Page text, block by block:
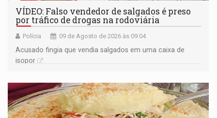
VÍDEO: Falso vendedor de salgados é preso
por tráfico de drogas na rodoviária
Polícia 09 de Agosto de 2026 às 09:04
Acusado fingia que vendia salgados em uma caixa de
isopor